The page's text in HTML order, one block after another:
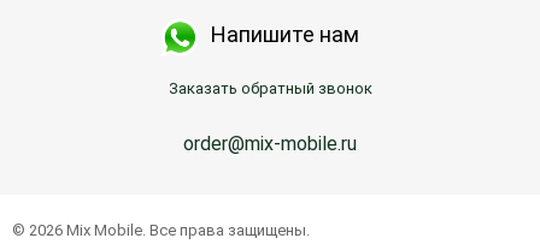
Напишите нам
Заказать обратный звонок
order@mix-mobile.ru
© 2026 Mix Mobile. Все права защищены.